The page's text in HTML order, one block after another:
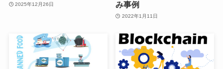
2025年12月26日
み事例
2022年1月11日